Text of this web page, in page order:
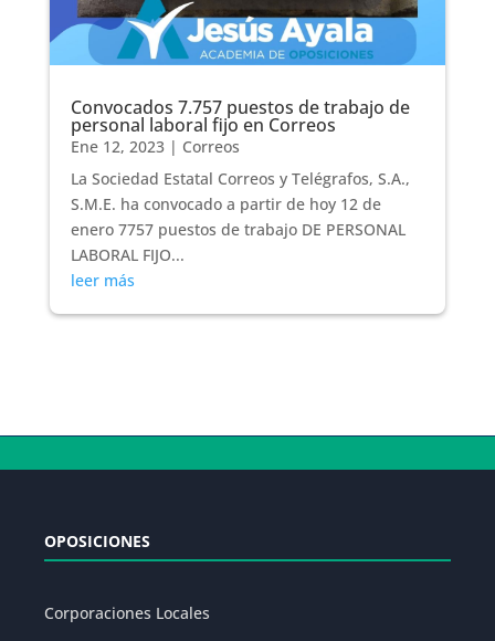
Convocados 7.757 puestos de trabajo de
personal laboral fijo en Correos
Ene 12, 2023| Correos
La Sociedad Estatal Correos y Telégrafos, S.A.,
S.M.E. ha convocado a partir de hoy 12 de
enero 7757 puestos de trabajo DE PERSONAL
LABORAL FIJO...
leer más
OPOSICIONES
Corporaciones Locales